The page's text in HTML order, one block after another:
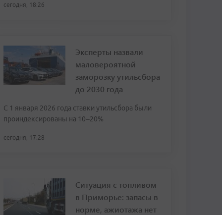
сегодня, 18:26
Эксперты назвали
маловероятной
заморозку утильсбора
до 2030 года
С 1 января 2026 года ставки утильсбора были
проиндексированы на 10–20%
сегодня, 17:28
Ситуация с топливом
в Приморье: запасы в
норме, ажиотажа нет